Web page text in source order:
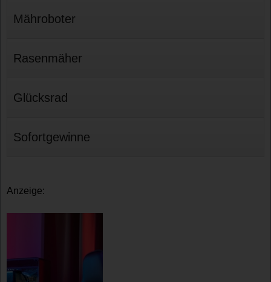
Mähroboter
Rasenmäher
Glücksrad
Sofortgewinne
Anzeige: